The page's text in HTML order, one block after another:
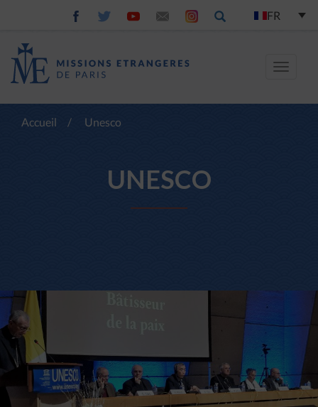
FR
Toggle
Accueil / Unesco
UNESCO